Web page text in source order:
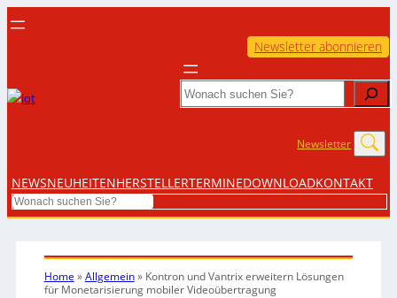
Newsletter abonnieren
Search
Newsletter
NEWSNEUHEITENHERSTELLERTERMINEDOWNLOADKONTAKT
Search
Home »Allgemein» Kontron und Vantrix erweitern Lösungen
für Monetarisierung mobiler Videoübertragung